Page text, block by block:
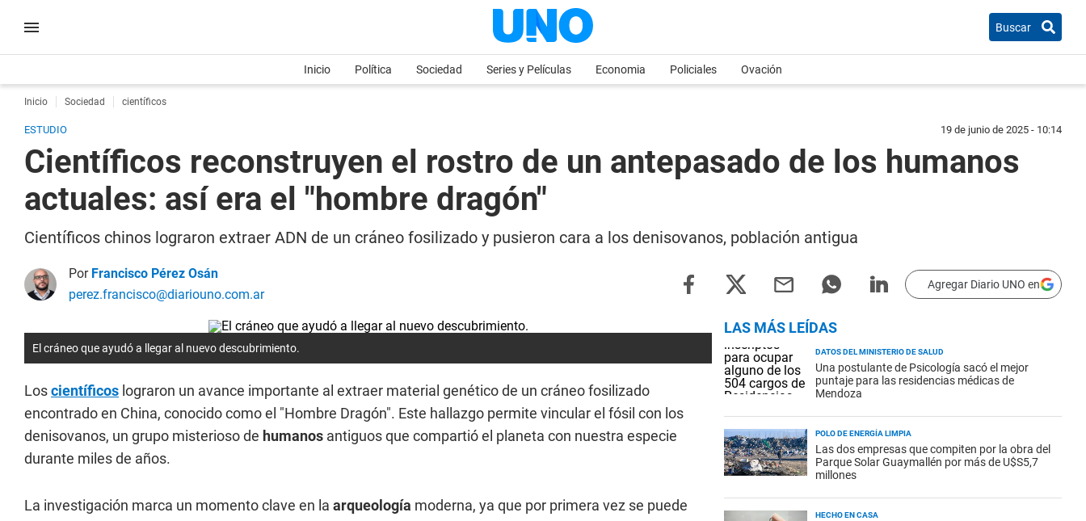
Buscar
Inicio Política Sociedad Series y Películas Economia Policiales Ovación
Inicio Sociedad científicos
ESTUDIO 19 de junio de 2025 - 10:14
Científicos reconstruyen el rostro de un antepasado de los humanos
actuales: así era el "hombre dragón"
Científicos chinos lograron extraer ADN de un cráneo fosilizado y pusieron cara a los denisovanos, población antigua
Por Francisco Pérez Osán
perez.francisco@diariouno.com.ar
Agregar Diario UNO en
El cráneo que ayudó a llegar al nuevo descubrimiento.
Loscientíficos lograron un avance importante al extraer material genético de un cráneo fosilizado
encontrado en China, conocido como el "Hombre Dragón". Este hallazgo permite vincular el fósil con los
denisovanos, un grupo misterioso de humanos antiguos que compartió el planeta con nuestra especie
durante miles de años.
La investigación marca un momento clave en la arqueología moderna, ya que por primera vez se puede
LAS MÁS LEÍDAS
DATOS DEL MINISTERIO DE SALUD
Una postulante de Psicología sacó el mejor
puntaje para las residencias médicas de
Mendoza
POLO DE ENERGÍA LIMPIA
Las dos empresas que compiten por la obra del
Parque Solar Guaymallén por más de U$S5,7
millones
HECHO EN CASA